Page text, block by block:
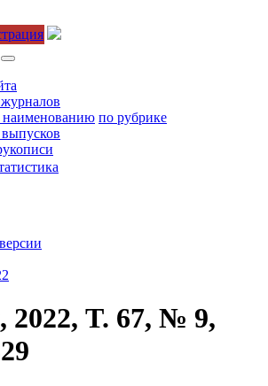
наименованию по рубрике
2022, T. 67, № 9,